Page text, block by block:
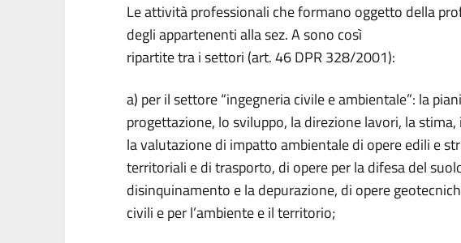
Le attività professionali che formano oggetto della
degli appartenenti alla sez. A sono così
ripartite tra i settori (art. 46 DPR 328/2001):
a) per il settore “ingegneria civile e ambientale”: la
progettazione, lo sviluppo, la direzione lavori, la
la valutazione di impatto ambientale di opere edili e
territoriali e di trasporto, di opere per la difesa del
disinquinamento e la depurazione, di opere
civili e per l’ambiente e il territorio;